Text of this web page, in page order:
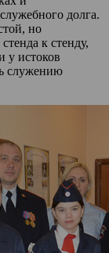
долга.
но
к стенду,
у истоков
служению